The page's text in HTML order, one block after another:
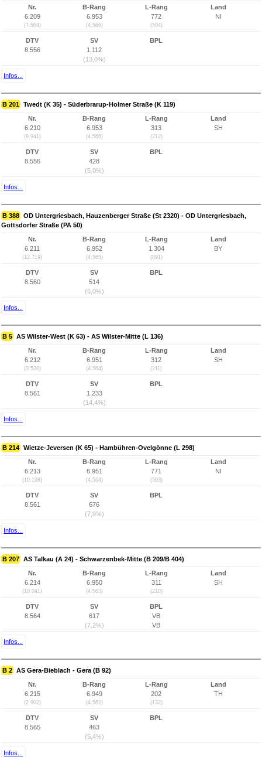
Nr.
6.209
(7.564)
B-Rang
6.953
(4.566)
L-Rang
772
(504)
Land
NI
DTV
8.556
SV
1.112
(13,0%)
BPL
Infos...
B 201 Twedt (K 35) - Süderbrarup-Holmer Straße (K 119)
Nr.
6.210
(9.941)
B-Rang
6.953
(4.566)
L-Rang
313
(212)
Land
SH
DTV
8.556
SV
428
(5,0%)
BPL
Infos...
B 388 OD Untergriesbach, Hauzenberger Straße (St 2320) - OD Untergriesbach,
Gottsdorfer Straße (PA 50)
Nr.
6.211
(12.719)
B-Rang
6.952
(4.565)
L-Rang
1.304
(891)
Land
BY
DTV
8.560
SV
514
(6,0%)
BPL
Infos...
B 5 AS Wilster-West (K 63) - AS Wilster-Mitte (L 136)
Nr.
6.212
(3.528)
B-Rang
6.951
(4.564)
L-Rang
312
(211)
Land
SH
DTV
8.561
SV
1.233
(14,4%)
BPL
Infos...
B 214 Wietze-Jeversen (K 65) - Hambühren-Ovelgönne (L 298)
Nr.
6.213
(10.198)
B-Rang
6.951
(4.564)
L-Rang
771
(503)
Land
NI
DTV
8.561
SV
676
(7,9%)
BPL
Infos...
B 207 AS Talkau (A 24) - Schwarzenbek-Mitte (B 209/B 404)
Nr.
6.214
(10.041)
B-Rang
6.950
(4.563)
L-Rang
311
(210)
Land
SH
DTV
8.564
SV
617
(7,2%)
BPL
VB
VB
Infos...
B 2 AS Gera-Bieblach - Gera (B 92)
Nr.
6.215
(2.902)
B-Rang
6.949
(4.562)
L-Rang
202
(132)
Land
TH
DTV
8.565
SV
463
(5,4%)
BPL
Infos...